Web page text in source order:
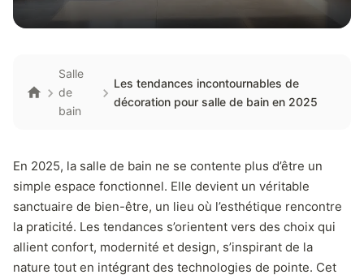
Salle
de
bain
Les tendances incontournables de
décoration pour salle de bain en 2025
En 2025, la salle de bain ne se contente plus d’être un
simple espace fonctionnel. Elle devient un véritable
sanctuaire de bien-être, un lieu où l’esthétique rencontre
la praticité. Les tendances s’orientent vers des choix qui
allient confort, modernité et design, s’inspirant de la
nature tout en intégrant des technologies de pointe. Cet